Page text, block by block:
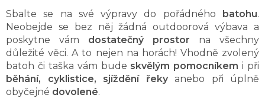
a
c
í
p
r
v
k
v
á
n
í
Sbalte se na své výpravy do pořádného batohu.
Neobejde se bez něj žádná outdoorová výbava a
poskytne vám dostatečný prostor na všechny
důležité věci. A to nejen na horách! Vhodně zvolený
batoh či taška vám bude skvělým pomocníkem i při
běhání, cyklistice, sjíždění řekyanebo při úplně
obyčejné dovolené.